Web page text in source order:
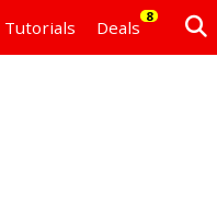
Tutorials Deals
8